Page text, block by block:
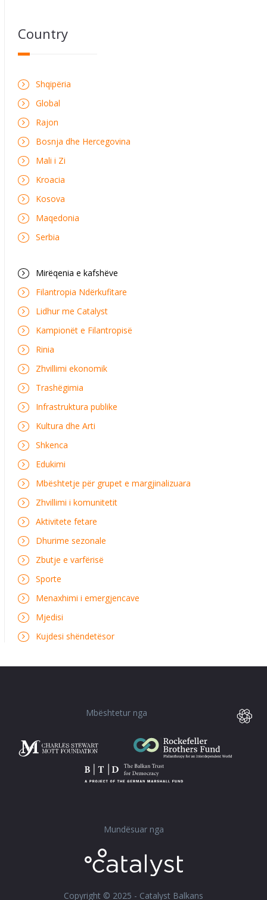
Country
Shqipëria
Global
Rajon
Bosnja dhe Hercegovina
Mali i Zi
Kroacia
Kosova
Maqedonia
Serbia
Mirëqenia e kafshëve
Filantropia Ndërkufitare
Lidhur me Catalyst
Kampionët e Filantropisë
Rinia
Zhvillimi ekonomik
Trashëgimia
Infrastruktura publike
Kultura dhe Arti
Shkenca
Edukimi
Mbështetje për grupet e margjinalizuara
Zhvillimi i komunitetit
Aktivitete fetare
Dhurime sezonale
Zbutje e varfërisë
Sporte
Menaxhimi i emergjencave
Mjedisi
Kujdesi shëndetësor
Mbështetur nga
Mundësuar nga
Copyright © 2025 - Catalyst Balkans